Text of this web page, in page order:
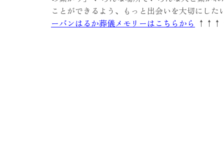
ことができるよう、もっと出会いを大切にし
ーバンはるか葬儀メモリーはこちらから